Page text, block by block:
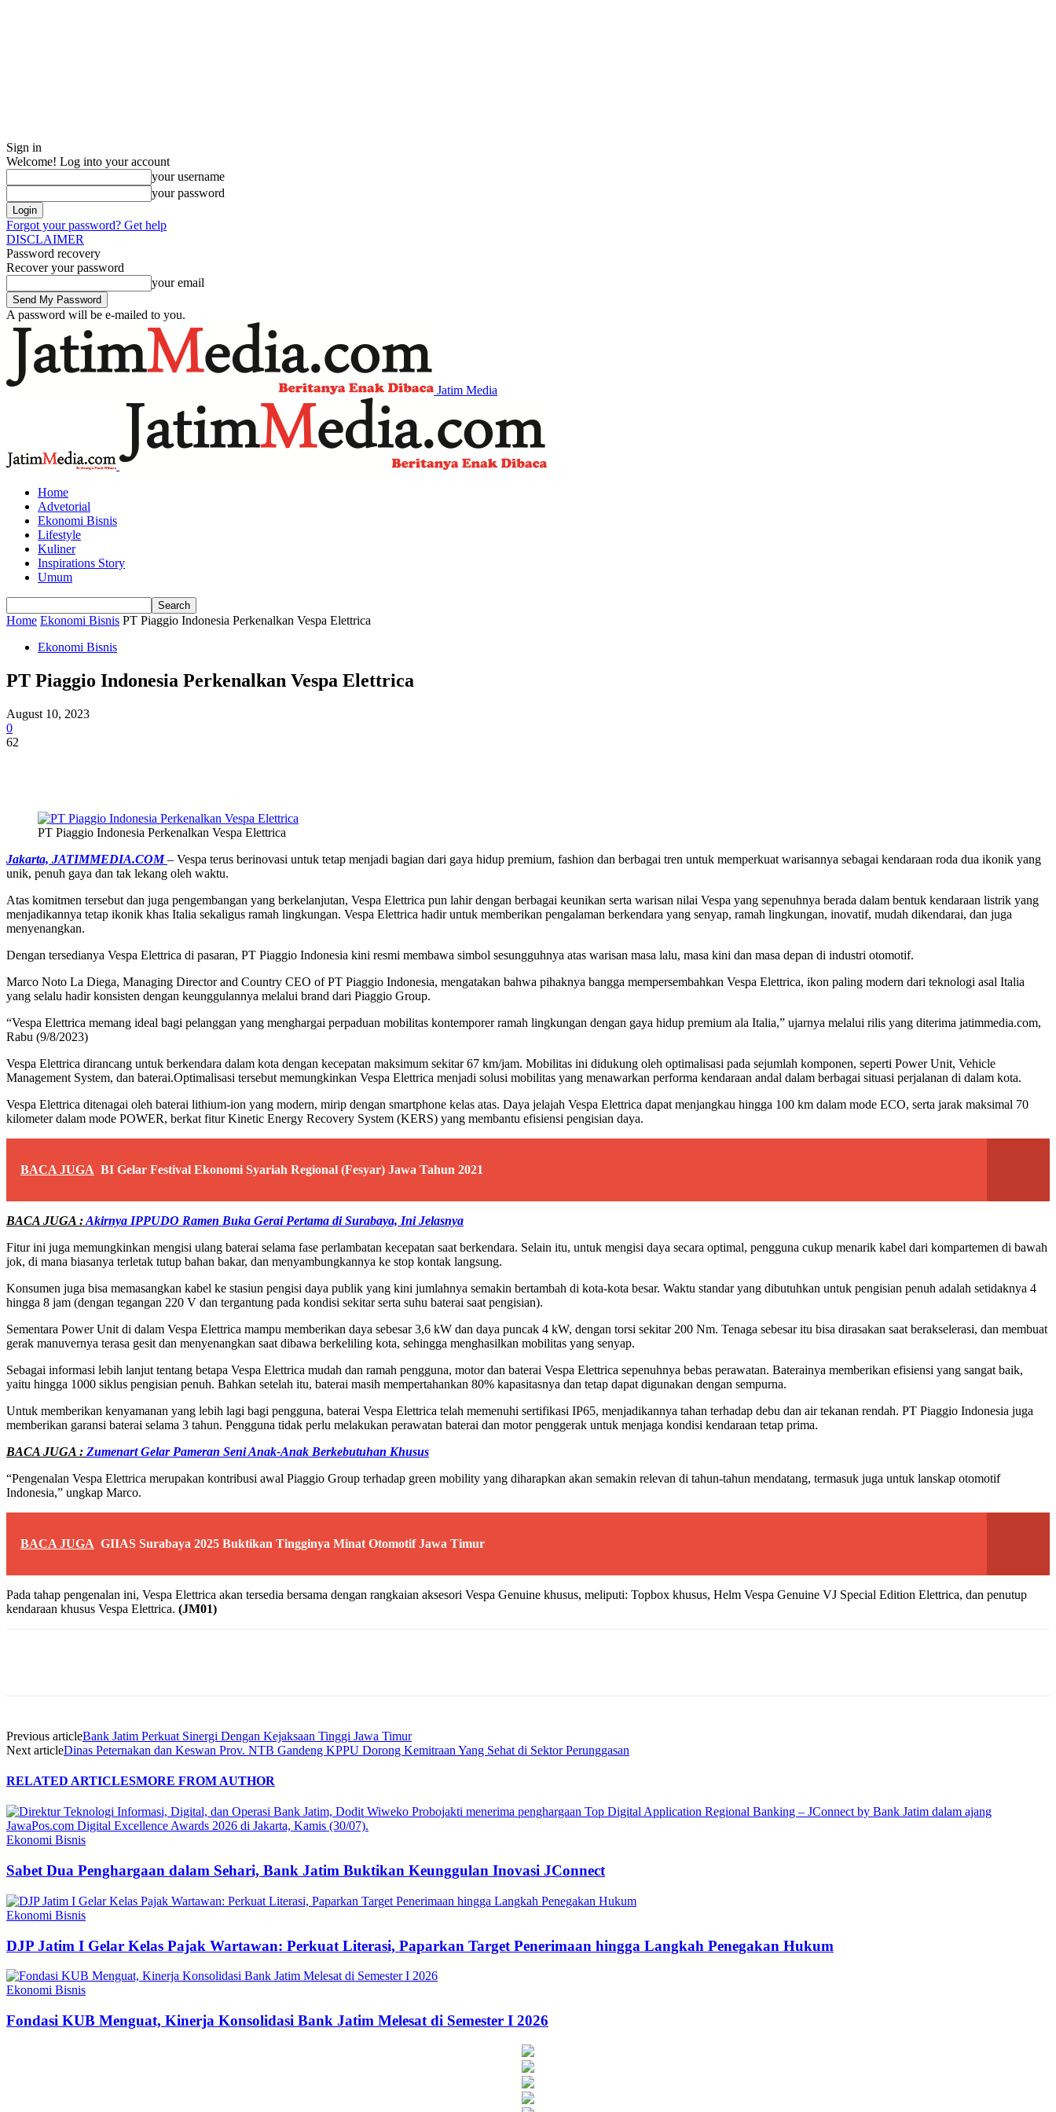
Sign in
Welcome! Log into your account
your username
your password
Forgot your password? Get help
DISCLAIMER
Password recovery
Recover your password
your email
A password will be e-mailed to you.
Jatim Media
Home
Advetorial
Ekonomi Bisnis
Lifestyle
Kuliner
Inspirations Story
Umum
Home Ekonomi Bisnis PT Piaggio Indonesia Perkenalkan Vespa Elettrica
Ekonomi Bisnis
PT Piaggio Indonesia Perkenalkan Vespa Elettrica
August 10, 2023
0
62
PT Piaggio Indonesia Perkenalkan Vespa Elettrica
Jakarta, JATIMMEDIA.COM – Vespa terus berinovasi untuk tetap menjadi bagian dari gaya hidup premium, fashion dan berbagai tren untuk memperkuat warisannya sebagai kendaraan roda dua ikonik yang
unik, penuh gaya dan tak lekang oleh waktu.
Atas komitmen tersebut dan juga pengembangan yang berkelanjutan, Vespa Elettrica pun lahir dengan berbagai keunikan serta warisan nilai Vespa yang sepenuhnya berada dalam bentuk kendaraan listrik yang
menjadikannya tetap ikonik khas Italia sekaligus ramah lingkungan. Vespa Elettrica hadir untuk memberikan pengalaman berkendara yang senyap, ramah lingkungan, inovatif, mudah dikendarai, dan juga
menyenangkan.
Dengan tersedianya Vespa Elettrica di pasaran, PT Piaggio Indonesia kini resmi membawa simbol sesungguhnya atas warisan masa lalu, masa kini dan masa depan di industri otomotif.
Marco Noto La Diega, Managing Director and Country CEO of PT Piaggio Indonesia, mengatakan bahwa pihaknya bangga mempersembahkan Vespa Elettrica, ikon paling modern dari teknologi asal Italia
yang selalu hadir konsisten dengan keunggulannya melalui brand dari Piaggio Group.
“Vespa Elettrica memang ideal bagi pelanggan yang menghargai perpaduan mobilitas kontemporer ramah lingkungan dengan gaya hidup premium ala Italia,” ujarnya melalui rilis yang diterima jatimmedia.com,
Rabu (9/8/2023)
Vespa Elettrica dirancang untuk berkendara dalam kota dengan kecepatan maksimum sekitar 67 km/jam. Mobilitas ini didukung oleh optimalisasi pada sejumlah komponen, seperti Power Unit, Vehicle
Management System, dan baterai.Optimalisasi tersebut memungkinkan Vespa Elettrica menjadi solusi mobilitas yang menawarkan performa kendaraan andal dalam berbagai situasi perjalanan di dalam kota.
Vespa Elettrica ditenagai oleh baterai lithium-ion yang modern, mirip dengan smartphone kelas atas. Daya jelajah Vespa Elettrica dapat menjangkau hingga 100 km dalam mode ECO, serta jarak maksimal 70
kilometer dalam mode POWER, berkat fitur Kinetic Energy Recovery System (KERS) yang membantu efisiensi pengisian daya.
BACA JUGA BI Gelar Festival Ekonomi Syariah Regional (Fesyar) Jawa Tahun 2021
BACA JUGA :Akirnya IPPUDO Ramen Buka Gerai Pertama di Surabaya, Ini Jelasnya
Fitur ini juga memungkinkan mengisi ulang baterai selama fase perlambatan kecepatan saat berkendara. Selain itu, untuk mengisi daya secara optimal, pengguna cukup menarik kabel dari kompartemen di bawah
jok, di mana biasanya terletak tutup bahan bakar, dan menyambungkannya ke stop kontak langsung.
Konsumen juga bisa memasangkan kabel ke stasiun pengisi daya publik yang kini jumlahnya semakin bertambah di kota-kota besar. Waktu standar yang dibutuhkan untuk pengisian penuh adalah setidaknya 4
hingga 8 jam (dengan tegangan 220 V dan tergantung pada kondisi sekitar serta suhu baterai saat pengisian).
Sementara Power Unit di dalam Vespa Elettrica mampu memberikan daya sebesar 3,6 kW dan daya puncak 4 kW, dengan torsi sekitar 200 Nm. Tenaga sebesar itu bisa dirasakan saat berakselerasi, dan membuat
gerak manuvernya terasa gesit dan menyenangkan saat dibawa berkeliling kota, sehingga menghasilkan mobilitas yang senyap.
Sebagai informasi lebih lanjut tentang betapa Vespa Elettrica mudah dan ramah pengguna, motor dan baterai Vespa Elettrica sepenuhnya bebas perawatan. Baterainya memberikan efisiensi yang sangat baik,
yaitu hingga 1000 siklus pengisian penuh. Bahkan setelah itu, baterai masih mempertahankan 80% kapasitasnya dan tetap dapat digunakan dengan sempurna.
Untuk memberikan kenyamanan yang lebih lagi bagi pengguna, baterai Vespa Elettrica telah memenuhi sertifikasi IP65, menjadikannya tahan terhadap debu dan air tekanan rendah. PT Piaggio Indonesia juga
memberikan garansi baterai selama 3 tahun. Pengguna tidak perlu melakukan perawatan baterai dan motor penggerak untuk menjaga kondisi kendaraan tetap prima.
BACA JUGA : Zumenart Gelar Pameran Seni Anak-Anak Berkebutuhan Khusus
“Pengenalan Vespa Elettrica merupakan kontribusi awal Piaggio Group terhadap green mobility yang diharapkan akan semakin relevan di tahun-tahun mendatang, termasuk juga untuk lanskap otomotif
Indonesia,” ungkap Marco.
BACA JUGA GIIAS Surabaya 2025 Buktikan Tingginya Minat Otomotif Jawa Timur
Pada tahap pengenalan ini, Vespa Elettrica akan tersedia bersama dengan rangkaian aksesori Vespa Genuine khusus, meliputi: Topbox khusus, Helm Vespa Genuine VJ Special Edition Elettrica, dan penutup
kendaraan khusus Vespa Elettrica. (JM01)
Previous articleBank Jatim Perkuat Sinergi Dengan Kejaksaan Tinggi Jawa Timur
Next articleDinas Peternakan dan Keswan Prov. NTB Gandeng KPPU Dorong Kemitraan Yang Sehat di Sektor Perunggasan
RELATED ARTICLESMORE FROM AUTHOR
Ekonomi Bisnis
Sabet Dua Penghargaan dalam Sehari, Bank Jatim Buktikan Keunggulan Inovasi JConnect
Ekonomi Bisnis
DJP Jatim I Gelar Kelas Pajak Wartawan: Perkuat Literasi, Paparkan Target Penerimaan hingga Langkah Penegakan Hukum
Ekonomi Bisnis
Fondasi KUB Menguat, Kinerja Konsolidasi Bank Jatim Melesat di Semester I 2026